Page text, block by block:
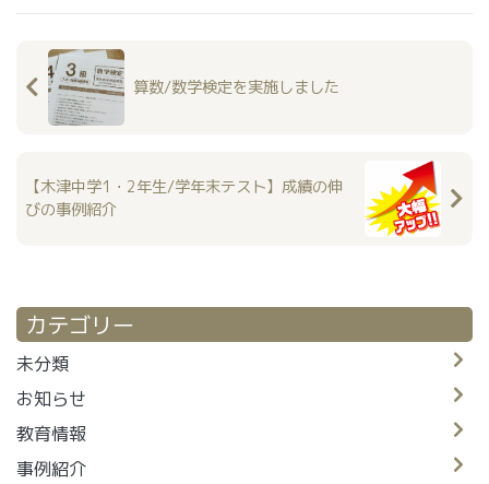
算数/数学検定を実施しました
【木津中学1・2年生/学年末テスト】成績の伸
びの事例紹介
カテゴリー
未分類
お知らせ
教育情報
事例紹介